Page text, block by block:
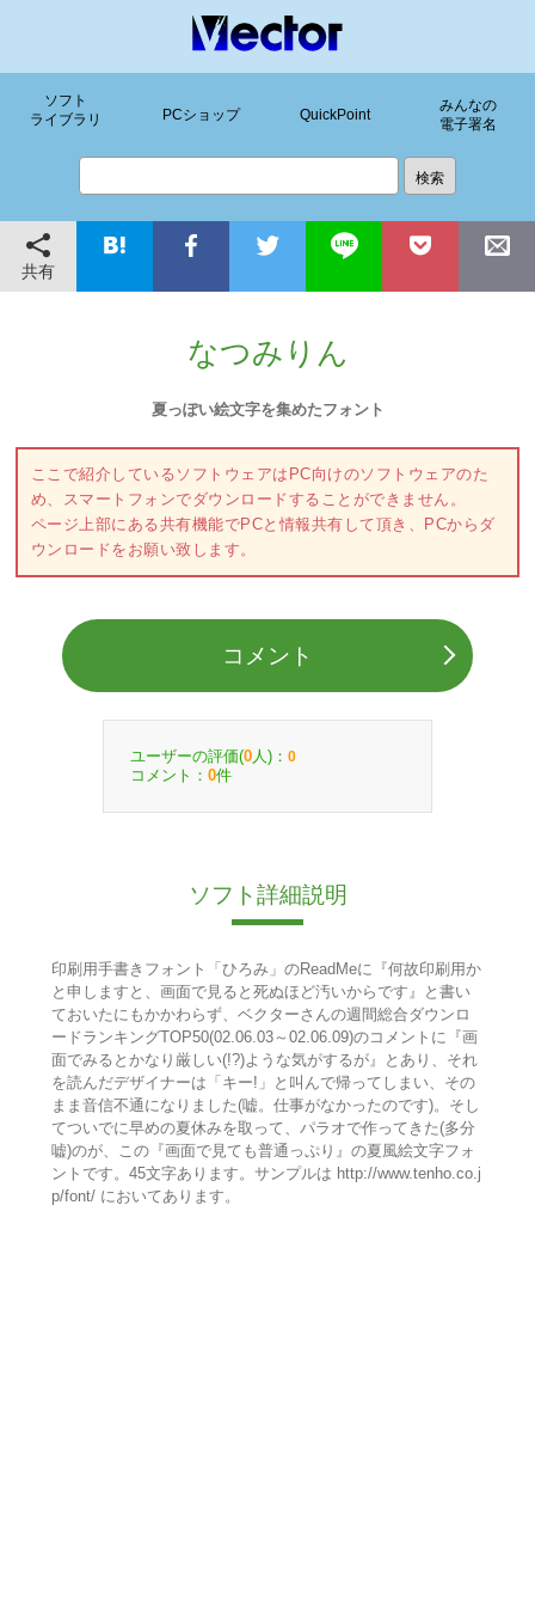
ソフト
ライブラリ
PCショップ QuickPoint
みんなの
電子署名
共有
なつみりん
夏っぽい絵文字を集めたフォント
ここで紹介しているソフトウェアはPC向けのソフトウェアのた
め、スマートフォンでダウンロードすることができません。
ページ上部にある共有機能でPCと情報共有して頂き、PCからダ
ウンロードをお願い致します。
コメント
ユーザーの評価(0 人)： 0
コメント： 0件
ソフト詳細説明
印刷用手書きフォント「ひろみ」のReadMeに『何故印刷用か
と申しますと、画面で見ると死ぬほど汚いからです』と書い
ておいたにもかかわらず、ベクターさんの週間総合ダウンロ
ードランキングTOP50(02.06.03～02.06.09)のコメントに『画
面でみるとかなり厳しい(!?)ような気がするが』とあり、それ
を読んだデザイナーは「キー!」と叫んで帰ってしまい、その
まま音信不通になりました(嘘。仕事がなかったのです)。そし
てついでに早めの夏休みを取って、パラオで作ってきた(多分
嘘)のが、この『画面で見ても普通っぷり』の夏風絵文字フォ
ントです。45文字あります。サンプルは http://www.tenho.co.j
p/font/ においてあります。